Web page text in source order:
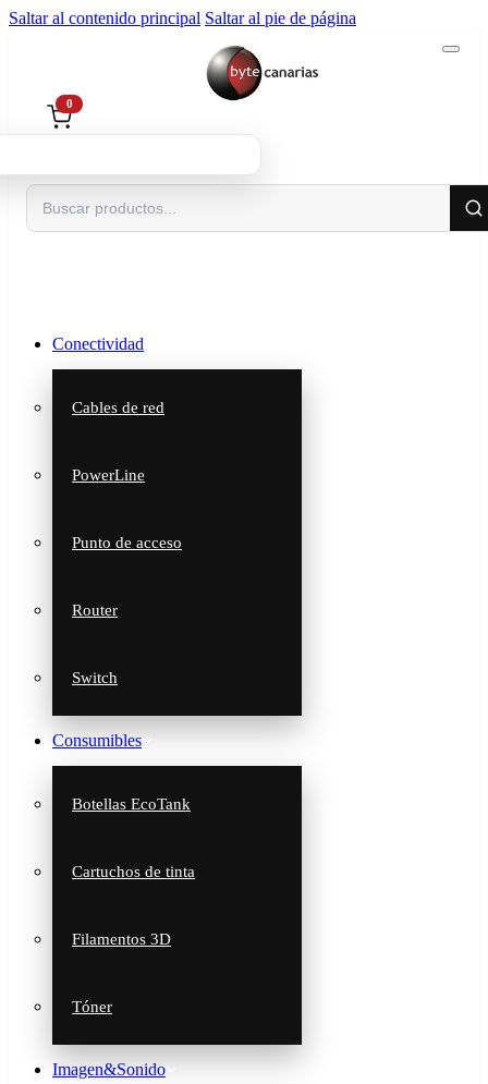
Saltar al contenido principal Saltar al pie de página
Buscar
0
Conectividad
Cables de red
PowerLine
Punto de acceso
Router
Switch
Consumibles
Botellas EcoTank
Cartuchos de tinta
Filamentos 3D
Tóner
Imagen&Sonido